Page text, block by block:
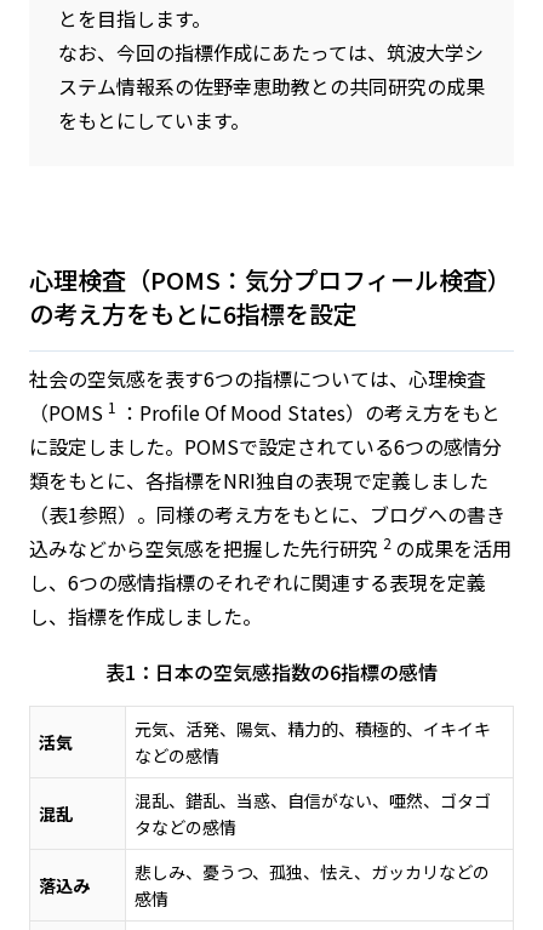
とを目指します。
なお、今回の指標作成にあたっては、筑波大学シ
ステム情報系の佐野幸恵助教との共同研究の成果
をもとにしています。
心理検査（POMS：気分プロフィール検査）
の考え方をもとに6指標を設定
社会の空気感を表す6つの指標については、心理検査
（POMS 1
：Profile Of Mood States）の考え方をもと
に設定しました。POMSで設定されている6つの感情分
類をもとに、各指標をNRI独自の表現で定義しました
（表1参照）。同様の考え方をもとに、ブログへの書き
込みなどから空気感を把握した先行研究 2 の成果を活用
し、6つの感情指標のそれぞれに関連する表現を定義
し、指標を作成しました。
表1：日本の空気感指数の6指標の感情
活気
元気、活発、陽気、精力的、積極的、イキイキ
などの感情
混乱
混乱、錯乱、当惑、自信がない、唖然、ゴタゴ
タなどの感情
落込み
悲しみ、憂うつ、孤独、怯え、ガッカリなどの
感情